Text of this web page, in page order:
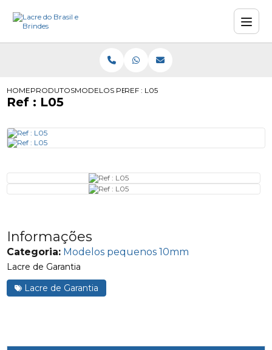
HOMEPRODUTOSMODELOS PEQUENOS 10MM
REF : L05
Ref : L05
Informações
Categoria: Modelos pequenos 10mm
Lacre de Garantia
Lacre de Garantia